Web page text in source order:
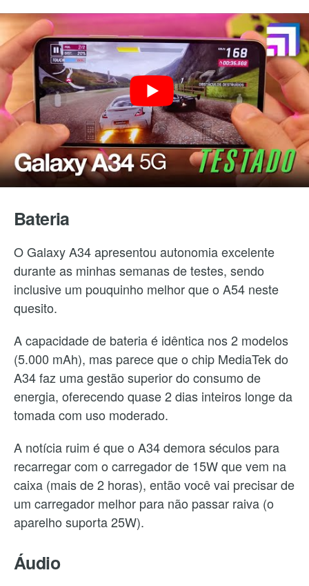
Bateria
O Galaxy A34 apresentou autonomia excelente
durante as minhas semanas de testes, sendo
inclusive um pouquinho melhor que o A54 neste
quesito.
A capacidade de bateria é idêntica nos 2 modelos
(5.000 mAh), mas parece que o chip MediaTek do
A34 faz uma gestão superior do consumo de
energia, oferecendo quase 2 dias inteiros longe da
tomada com uso moderado.
A notícia ruim é que o A34 demora séculos para
recarregar com o carregador de 15W que vem na
caixa (mais de 2 horas), então você vai precisar de
um carregador melhor para não passar raiva (o
aparelho suporta 25W).
Áudio